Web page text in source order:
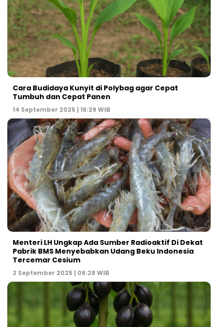
Cara Budidaya Kunyit di Polybag agar Cepat
Tumbuh dan Cepat Panen
14 September 2025 | 16:29 WIB
Menteri LH Ungkap Ada Sumber Radioaktif Di Dekat
Pabrik BMS Menyebabkan Udang Beku Indonesia
Tercemar Cesium
2 September 2025 | 06:28 WIB